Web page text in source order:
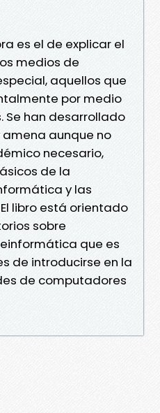
es el de explicar el
medios de
aquellos que
por medio
Se han desarrollado
aunque no
necesario,
de la
y las
libro está orientado
sobre
que es
de introducirse en la
de computadores